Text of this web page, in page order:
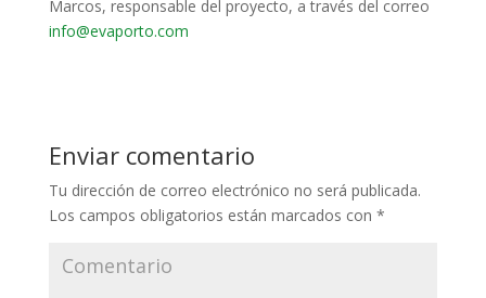
Marcos, responsable del proyecto, a través del correo
info@evaporto.com
Enviar comentario
Tu dirección de correo electrónico no será publicada.
Los campos obligatorios están marcados con *